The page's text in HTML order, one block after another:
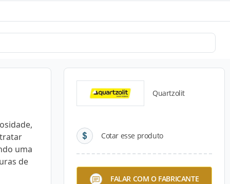
uma
de
Quartzolit
Cotar esse produto
FALAR COM O FABRICANTE